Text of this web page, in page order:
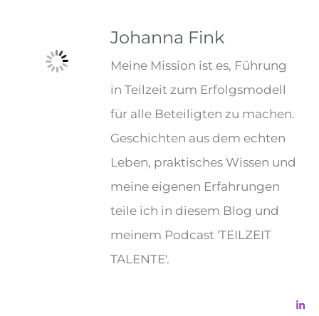
Johanna Fink
Meine Mission ist es, Führung
in Teilzeit zum Erfolgsmodell
für alle Beteiligten zu machen.
Geschichten aus dem echten
Leben, praktisches Wissen und
meine eigenen Erfahrungen
teile ich in diesem Blog und
meinem Podcast 'TEILZEIT
TALENTE'.